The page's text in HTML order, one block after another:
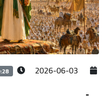
2026-06-03